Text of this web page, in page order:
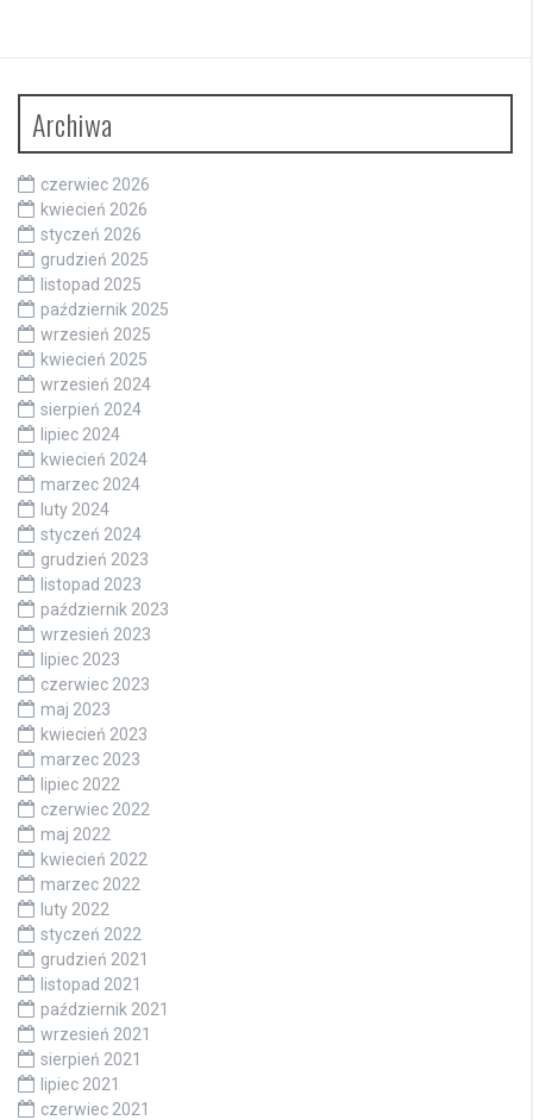
Archiwa
czerwiec 2026
kwiecień 2026
styczeń 2026
grudzień 2025
listopad 2025
październik 2025
wrzesień 2025
kwiecień 2025
wrzesień 2024
sierpień 2024
lipiec 2024
kwiecień 2024
marzec 2024
luty 2024
styczeń 2024
grudzień 2023
listopad 2023
październik 2023
wrzesień 2023
lipiec 2023
czerwiec 2023
maj 2023
kwiecień 2023
marzec 2023
lipiec 2022
czerwiec 2022
maj 2022
kwiecień 2022
marzec 2022
luty 2022
styczeń 2022
grudzień 2021
listopad 2021
październik 2021
wrzesień 2021
sierpień 2021
lipiec 2021
czerwiec 2021